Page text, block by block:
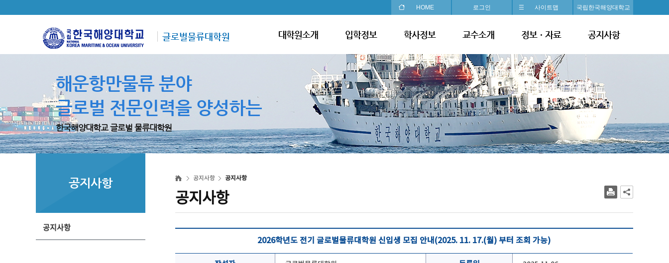
글로벌물류대학원
HOME 로그인 사이트맵 국립한국해양대학교
대학원소개 입학정보 학사정보 교수소개 정보ㆍ자료 공지사항
해운항만물류 분야
글로벌 전문인력을 양성하는
한국해양대학교 글로벌 물류대학원
공지사항
공지사항
공지사항 공지사항
공지사항
2026학년도 전기 글로벌물류대학원 신입생 모집 안내(2025. 11. 17.(월) 부터 조회 가능)